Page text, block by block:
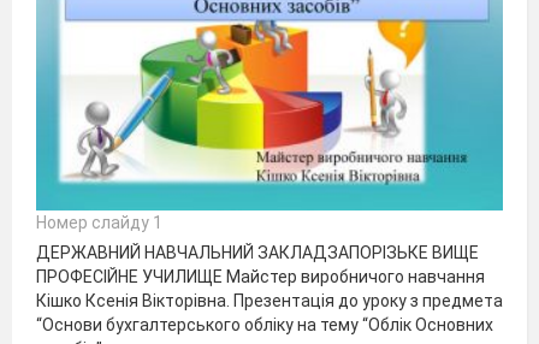
Номер слайду 1
ДЕРЖАВНИЙ НАВЧАЛЬНИЙ ЗАКЛАДЗАПОРІЗЬКЕ ВИЩЕ
ПРОФЕСІЙНЕ УЧИЛИЩЕ Майстер виробничого навчання
Кішко Ксенія Вікторівна. Презентація до уроку з предмета
“Основи бухгалтерського обліку на тему “Облік Основних